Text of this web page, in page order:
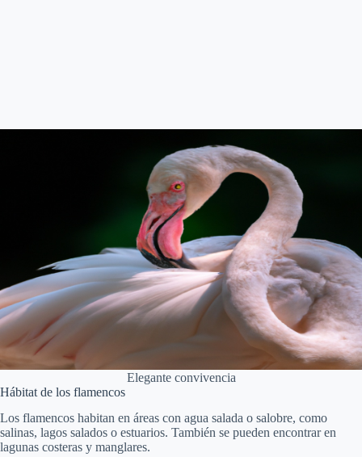
Elegante convivencia
Hábitat de los flamencos
Los flamencos habitan en áreas con agua salada o salobre, como
salinas, lagos salados o estuarios. También se pueden encontrar en
lagunas costeras y manglares.